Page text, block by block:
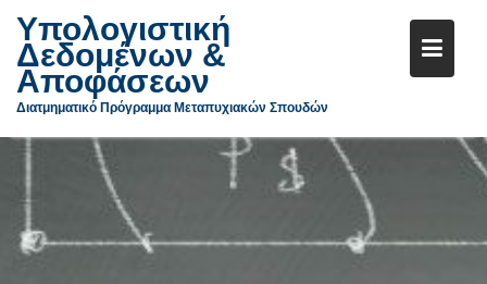
περιεχόμενο
Υπολογιστική
Δεδομένων &
Αποφάσεων
Διατμηματικό Πρόγραμμα Μεταπυχιακών Σπουδών